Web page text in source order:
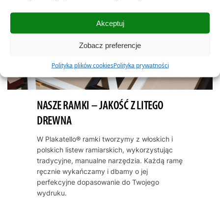
Akceptuj
Zobacz preferencje
Polityka plików cookiesPolityka prywatności
NASZE RAMKI – JAKOŚĆ Z LITEGO
DREWNA
W Plakatello® ramki tworzymy z włoskich i
polskich listew ramiarskich, wykorzystując
tradycyjne, manualne narzędzia. Każdą ramę
ręcznie wykańczamy i dbamy o jej
perfekcyjne dopasowanie do Twojego
wydruku.